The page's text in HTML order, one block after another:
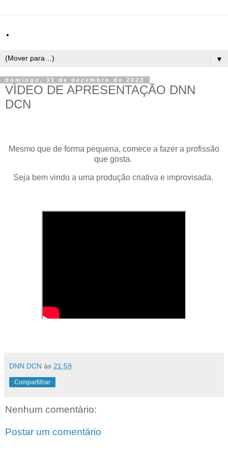
.
▼
domingo, 31 de dezembro de 2023
VÌDEO DE APRESENTAÇÃO DNN
DCN
Mesmo que de forma pequena, comece a fazer a profissão
que gosta.
Seja bem vindo a uma produção criativa e improvisada.
DNN DCN às 21:59
Compartilhar
Nenhum comentário:
Postar um comentário